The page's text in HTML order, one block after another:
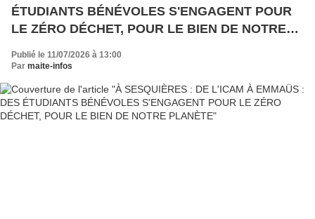
ÉTUDIANTS BÉNÉVOLES S'ENGAGENT POUR
LE ZÉRO DÉCHET, POUR LE BIEN DE NOTRE
Publié le 11/07/2026 à 13:00
Par maite-infos